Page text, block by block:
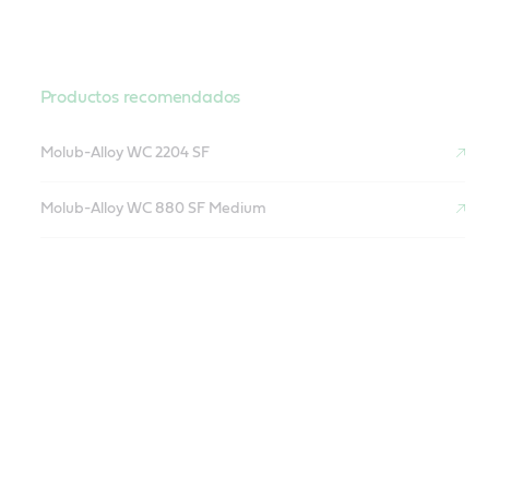
Productos recomendados
Molub-Alloy WC 2204 SF
Molub-Alloy WC 880 SF Medium